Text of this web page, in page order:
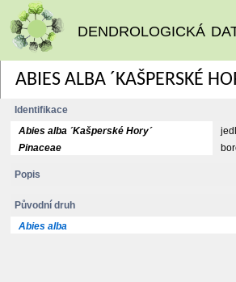
dendrologická
ABIES ALBA ´KAŠPERSKÉ
Identifikace
Abies alba ´Kašperské Hory´
Pinaceae
Popis
Původní druh
Abies alba